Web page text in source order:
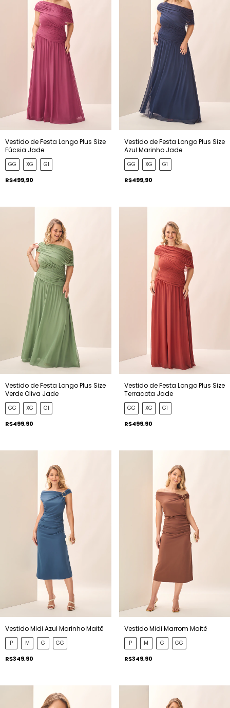
Vestido de Festa Longo Plus Size
Fúcsia Jade
GG XG G1
R$499,90
Vestido de Festa Longo Plus Size
Azul Marinho Jade
GG XG G1
R$499,90
Vestido de Festa Longo Plus Size
Verde Oliva Jade
GG XG G1
R$499,90
Vestido de Festa Longo Plus Size
Terracota Jade
GG XG G1
R$499,90
Vestido Midi Azul Marinho Maitê
P M G GG
R$349,90
Vestido Midi Marrom Maitê
P M G GG
R$349,90